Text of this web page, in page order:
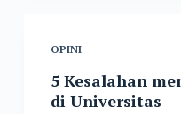
OPINI
5 Kesalahan
di Universitas